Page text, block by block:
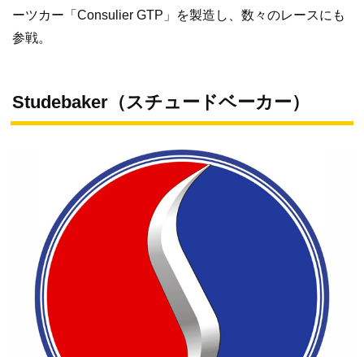
ーツカー「Consulier GTP」を製造し、数々のレースにも
参戦。
Studebaker（スチュードベーカー）